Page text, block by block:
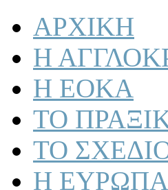
ΑΡΧΙΚΗ
Η
Η ΕΟΚΑ
ΤΟ
ΤΟ
Η